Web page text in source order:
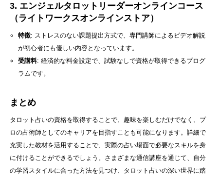
3. エンジェルタロットリーダーオンラインコース
（ライトワークスオンラインストア）
特徴: ストレスのない課題提出方式で、専門講師によるビデオ解説
が初心者にも優しい内容となっています。
受講料: 経済的な料金設定で、試験なしで資格が取得できるプログ
ラムです。
まとめ
タロット占いの資格を取得することで、趣味を楽しむだけでなく、プ
ロの占術師としてのキャリアを目指すことも可能になります。詳細で
充実した教材を活用することで、実際の占い場面で必要なスキルを身
に付けることができるでしょう。さまざまな通信講座を通じて、自分
の学習スタイルに合った方法を見つけ、タロット占いの深い世界に踏